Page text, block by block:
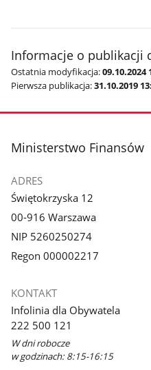
Informacje o publikacji
Ostatnia modyfikacja:
Pierwsza publikacja:31.10.2019
stopka
Ministerstwo Finansów
ADRES
Świętokrzyska 12
00-916 Warszawa
NIP 5260250274
Regon 000002217
KONTAKT
Infolinia dla Obywatela
222 500 121
W dni robocze
w godzinach: 8:15-16:15